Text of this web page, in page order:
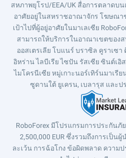
สหภาพยุโรป/EEA/UK สื่อการตลาดบ
อาศัยอยู่ในสหราชอาณาจักร โฆษณาข
เป้าไปที่ผู้อยู่อาศัยในมาเลเซีย
สามารถให้บริการในอาณาเขตของ
ออสเตรเลีย โบแนร์ บราซิล คูราเซ
อิหร่าน ไลบีเรีย ไซปัน รัสเซีย ซินต์เอิ
ไมโครนีเซีย หมู่เกาะนอร์เทิร์นมาเรี
ซูดานใต้ ยูเครน, เบลารุส และป
RoboForex มีโปรแกรมการประกัน
2,500,000 EUR ซึ่งรวมถึงการเป็น
ละเว้น การฉ้อโกง ข้อผิดพลาด ความ